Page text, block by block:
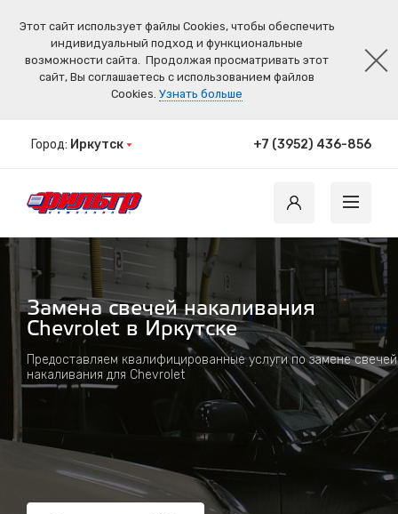
Этот сайт использует файлы Cookies, чтобы обеспечить
индивидуальный подход и функциональные
возможности сайта. Продолжая просматривать этот
сайт, Вы соглашаетесь с использованием файлов
Cookies. Узнать больше
Город: Иркутск +7 (3952) 436-856
Замена свечей накаливания
Chevrolet в Иркутске
Предоставляем квалифицированные услуги по замене свечей
накаливания для Chevrolet